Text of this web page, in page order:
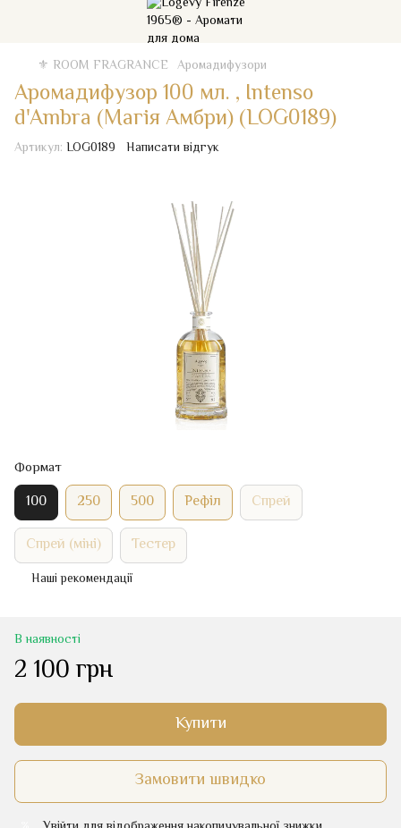
⚜️ ROOM FRAGRANCE Аромадифузори
Аромадифузор 100 мл. , Intenso
d'Ambra (Магія Амбри) (LOG0189)
Артикул: LOG0189 Написати відгук
Формат
100 250 500 Рефіл
Спрей
Спрей (міні)
Тестер
Наші рекомендації
В наявності
2 100 грн
Купити
Замовити швидко